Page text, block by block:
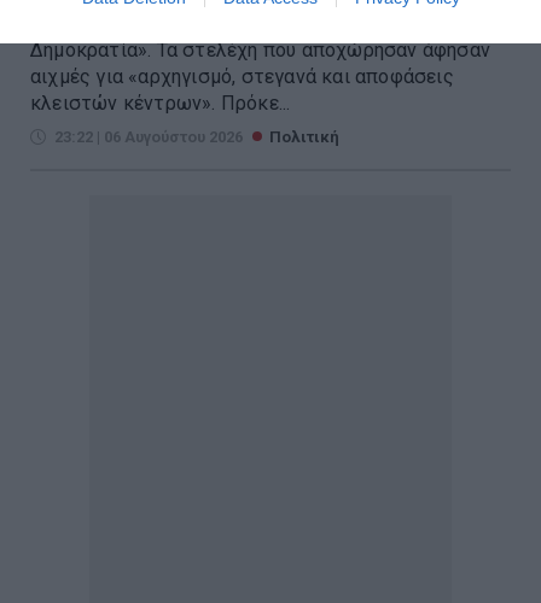
Δημοκρατία». Τα στελέχη που αποχώρησαν άφησαν
αιχμές για «αρχηγισμό, στεγανά και αποφάσεις
κλειστών κέντρων». Πρόκε...
23:22 | 06 Αυγούστου 2026 Πολιτική